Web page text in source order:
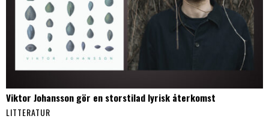
Viktor Johansson gör en storstilad lyrisk återkomst
LITTERATUR